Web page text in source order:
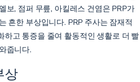
보, 점퍼 무릎, 아킬레스 건염은 PRP가
흔한 부상입니다. PRP 주사는 잠재적
하고 통증을 줄여 활동적인 생활로 더 빨
줍니다.
상